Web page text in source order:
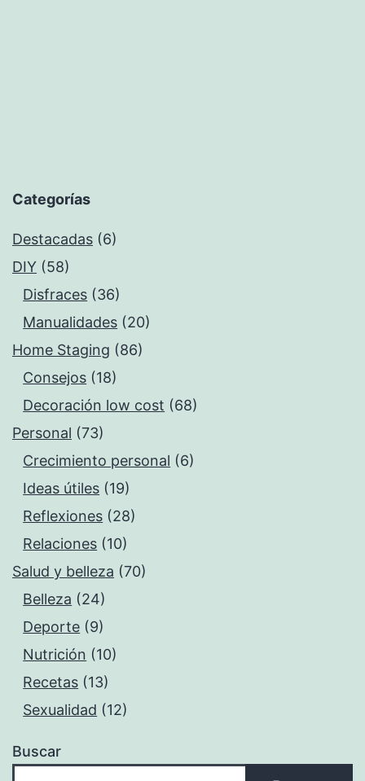
Categorías
Destacadas (6)
DIY (58)
Disfraces (36)
Manualidades (20)
Home Staging (86)
Consejos (18)
Decoración low cost (68)
Personal (73)
Crecimiento personal (6)
Ideas útiles (19)
Reflexiones (28)
Relaciones (10)
Salud y belleza (70)
Belleza (24)
Deporte (9)
Nutrición (10)
Recetas (13)
Sexualidad (12)
Buscar